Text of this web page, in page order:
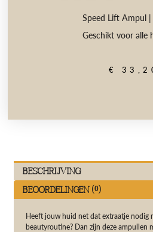
Speed Lift Ampul
Geschikt voor alle
€
Beschrijving
Beoordelingen (0)
Heeft jouw huid net dat extraatje nodig
beautyroutine? Dan zijn deze ampullen